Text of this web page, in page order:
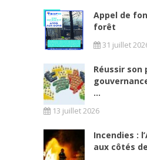
Appel de
forêt
31 juillet
Réussir son
...
13 juillet 2026
Incendies :
aux côtés